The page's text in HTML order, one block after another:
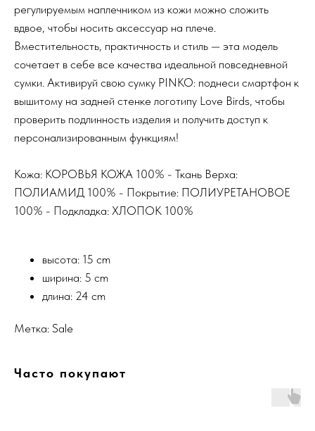
регулируемым наплечником из кожи можно сложить
вдвое, чтобы носить аксессуар на плече.
Вместительность, практичность и стиль — эта модель
сочетает в себе все качества идеальной повседневной
сумки. Активируй свою сумку PINKO: поднеси смартфон к
вышитому на задней стенке логотипу Love Birds, чтобы
проверить подлинность изделия и получить доступ к
персонализированным функциям!
Кожа: КОРОВЬЯ КОЖА 100% - Ткань Верха:
ПОЛИАМИД 100% - Покрытие: ПОЛИУРЕТАНОВОЕ
100% - Подкладка: ХЛОПОК 100%
высота: 15 cm
ширина: 5 cm
длина: 24 cm
Метка: Sale
Часто покупают